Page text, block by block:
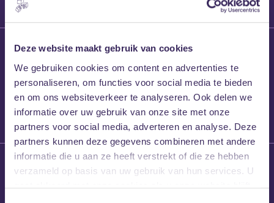
Deze website maakt gebruik van cookies
We gebruiken cookies om content en advertenties te
personaliseren, om functies voor social media te bieden
en om ons websiteverkeer te analyseren. Ook delen we
informatie over uw gebruik van onze site met onze
partners voor social media, adverteren en analyse. Deze
partners kunnen deze gegevens combineren met andere
informatie die u aan ze heeft verstrekt of die ze hebben
verzameld op basis van uw gebruik van hun services. U
27 maart 2026
Willem’s Blog:
Frans Kalf
26 maart 2026
Willem’s Blog: High